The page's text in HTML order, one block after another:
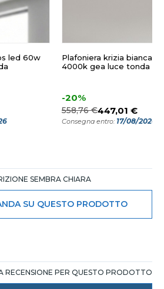
led 60w
Plafoniera krizia bianca
4000k gea luce tonda
-20%
558,76 €447,01 €
Consegna entro: 17/08/2026
SEMBRA CHIARA
SU QUESTO PRODOTTO
RECENSIONE PER QUESTO PRODOTTO